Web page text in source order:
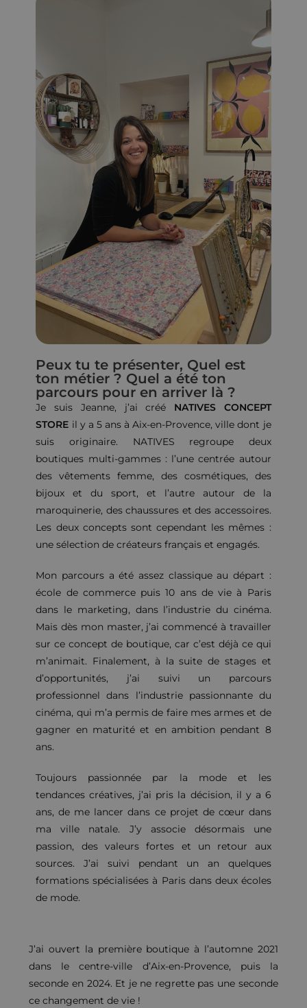
Peux tu te présenter, Quel est
ton métier ? Quel a été ton
parcours pour en arriver là ?
Je suis Jeanne, j’ai créé NATIVES CONCEPT
STORE il y a 5 ans à Aix-en-Provence, ville dont je
suis originaire. NATIVES regroupe deux
boutiques multi-gammes : l’une centrée autour
des vêtements femme, des cosmétiques, des
bijoux et du sport, et l’autre autour de la
maroquinerie, des chaussures et des accessoires.
Les deux concepts sont cependant les mêmes :
une sélection de créateurs français et engagés.
Mon parcours a été assez classique au départ :
école de commerce puis 10 ans de vie à Paris
dans le marketing, dans l’industrie du cinéma.
Mais dès mon master, j’ai commencé à travailler
sur ce concept de boutique, car c’est déjà ce qui
m’animait. Finalement, à la suite de stages et
d’opportunités, j’ai suivi un parcours
professionnel dans l’industrie passionnante du
cinéma, qui m’a permis de faire mes armes et de
gagner en maturité et en ambition pendant 8
ans.
Toujours passionnée par la mode et les
tendances créatives, j’ai pris la décision, il y a 6
ans, de me lancer dans ce projet de cœur dans
ma ville natale. J’y associe désormais une
passion, des valeurs fortes et un retour aux
sources. J’ai suivi pendant un an quelques
formations spécialisées à Paris dans deux écoles
de mode.
J’ai ouvert la première boutique à l’automne 2021
dans le centre-ville d’Aix-en-Provence, puis la
seconde en 2024. Et je ne regrette pas une seconde
ce changement de vie !